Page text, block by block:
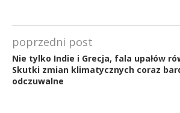
poprzedni post
Nie tylko Indie i Grecja, fala upałów
Skutki zmian klimatycznych coraz
odczuwalne